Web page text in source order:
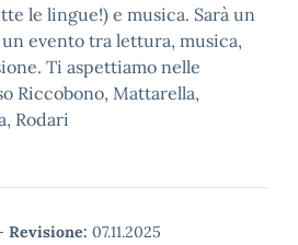
le lingue!) e musica. Sarà un
un evento tra lettura, musica,
Ti aspettiamo nelle
Riccobono, Mattarella,
Rodari
Revisione: 07.11.2025